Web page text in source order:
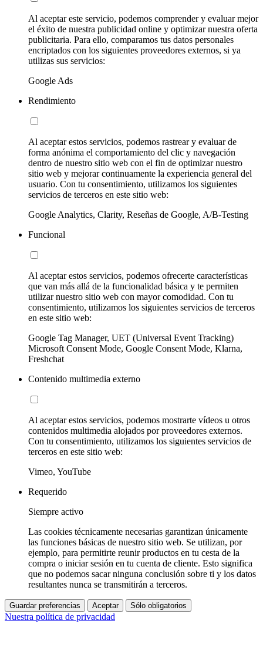
Al aceptar este servicio, podemos comprender y evaluar mejor
el éxito de nuestra publicidad online y optimizar nuestra oferta
publicitaria. Para ello, comparamos tus datos personales
encriptados con los siguientes proveedores externos, si ya
utilizas sus servicios:
Google Ads
Rendimiento
Al aceptar estos servicios, podemos rastrear y evaluar de
forma anónima el comportamiento del clic y navegación
dentro de nuestro sitio web con el fin de optimizar nuestro
sitio web y mejorar continuamente la experiencia general del
usuario. Con tu consentimiento, utilizamos los siguientes
servicios de terceros en este sitio web:
Google Analytics, Clarity, Reseñas de Google, A/B-Testing
Funcional
Al aceptar estos servicios, podemos ofrecerte características
que van más allá de la funcionalidad básica y te permiten
utilizar nuestro sitio web con mayor comodidad. Con tu
consentimiento, utilizamos los siguientes servicios de terceros
en este sitio web:
Google Tag Manager, UET (Universal Event Tracking)
Microsoft Consent Mode, Google Consent Mode, Klarna,
Freshchat
Contenido multimedia externo
Al aceptar estos servicios, podemos mostrarte vídeos u otros
contenidos multimedia alojados por proveedores externos.
Con tu consentimiento, utilizamos los siguientes servicios de
terceros en este sitio web:
Vimeo, YouTube
Requerido
Siempre activo
Las cookies técnicamente necesarias garantizan únicamente
las funciones básicas de nuestro sitio web. Se utilizan, por
ejemplo, para permitirte reunir productos en tu cesta de la
compra o iniciar sesión en tu cuenta de cliente. Esto significa
que no podemos sacar ninguna conclusión sobre ti y los datos
resultantes nunca se transmitirán a terceros.
Guardar preferencias Aceptar Sólo obligatorios
Nuestra política de privacidad